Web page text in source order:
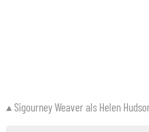
Sigourney Weaver als Helen